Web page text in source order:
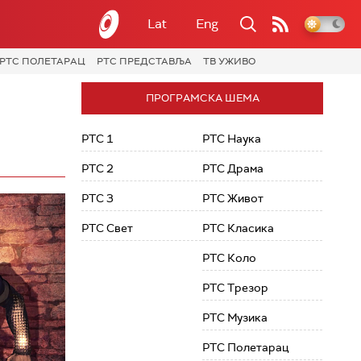
Lat Eng
РТС ПОЛЕТАРАЦ РТС ПРЕДСТАВЉА ТВ УЖИВО
ПРОГРАМСКА ШЕМА
РТС 1
РТС 2
РТС 3
РТС Свет
РТС Наука
РТС Драма
РТС Живот
РТС Класика
РТС Коло
РТС Трезор
РТС Музика
РТС Полетарац